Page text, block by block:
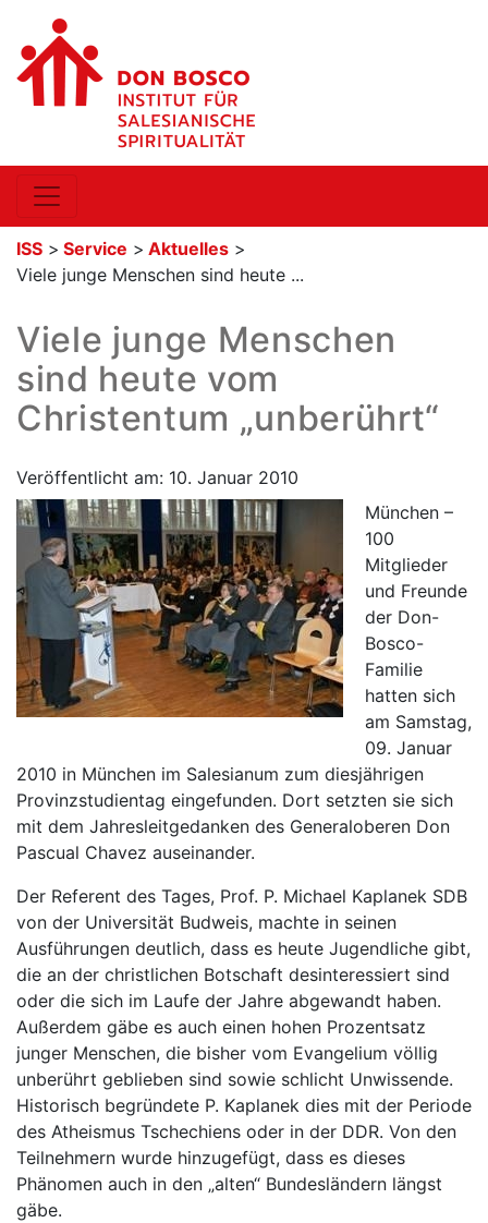
ISS > Service > Aktuelles >
Viele junge Menschen sind heute ...
Viele junge Menschen
sind heute vom
Christentum „unberührt“
Veröffentlicht am: 10. Januar 2010
München –
100
Mitglieder
und Freunde
der Don-
Bosco-
Familie
hatten sich
am Samstag,
09. Januar
2010 in München im Salesianum zum diesjährigen
Provinzstudientag eingefunden. Dort setzten sie sich
mit dem Jahresleitgedanken des Generaloberen Don
Pascual Chavez auseinander.
Der Referent des Tages, Prof. P. Michael Kaplanek SDB
von der Universität Budweis, machte in seinen
Ausführungen deutlich, dass es heute Jugendliche gibt,
die an der christlichen Botschaft desinteressiert sind
oder die sich im Laufe der Jahre abgewandt haben.
Außerdem gäbe es auch einen hohen Prozentsatz
junger Menschen, die bisher vom Evangelium völlig
unberührt geblieben sind sowie schlicht Unwissende.
Historisch begründete P. Kaplanek dies mit der Periode
des Atheismus Tschechiens oder in der DDR. Von den
Teilnehmern wurde hinzugefügt, dass es dieses
Phänomen auch in den „alten“ Bundesländern längst
gäbe.